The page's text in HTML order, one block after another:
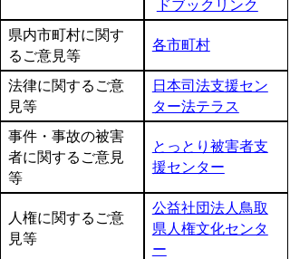
県内市町村に関す
るご意見等
各市町村
法律に関するご意
見等
日本司法支援セン
ター法テラス
事件・事故の被害
者に関するご意見
等
とっとり被害者支
援センター
人権に関するご意
見等
公益社団法人鳥取
県人権文化センタ
ー